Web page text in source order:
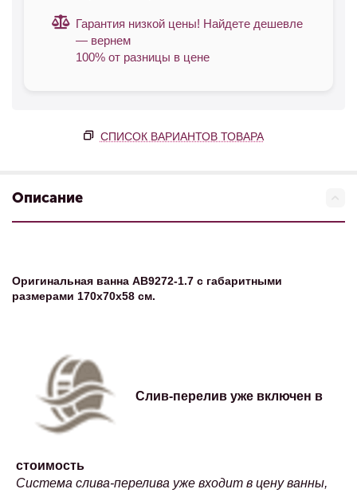
Гарантия низкой цены! Найдете дешевле
— вернем
100% от разницы в цене
СПИСОК ВАРИАНТОВ ТОВАРА
Описание
Оригинальная ванна АВ9272-1.7 с габаритными
размерами 170х70х58 см.
Слив-перелив уже включен в
стоимость
Система слива-перелива уже входит в цену ванны,